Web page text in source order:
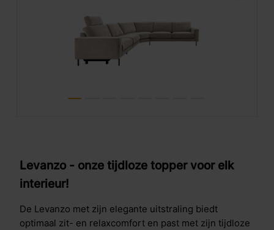
Levanzo - onze tijdloze topper voor elk
interieur!
De Levanzo met zijn elegante uitstraling biedt
optimaal zit- en relaxcomfort en past met zijn tijdloze